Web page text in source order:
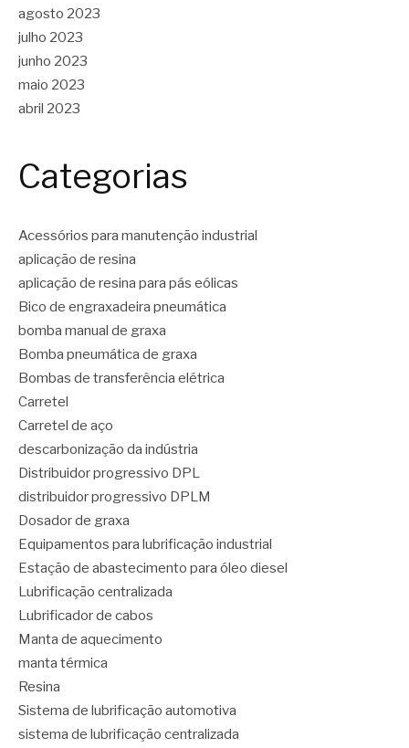
agosto 2023
julho 2023
junho 2023
maio 2023
abril 2023
Categorias
Acessórios para manutenção industrial
aplicação de resina
aplicação de resina para pás eólicas
Bico de engraxadeira pneumática
bomba manual de graxa
Bomba pneumática de graxa
Bombas de transferência elétrica
Carretel
Carretel de aço
descarbonização da indústria
Distribuidor progressivo DPL
distribuidor progressivo DPLM
Dosador de graxa
Equipamentos para lubrificação industrial
Estação de abastecimento para óleo diesel
Lubrificação centralizada
Lubrificador de cabos
Manta de aquecimento
manta térmica
Resina
Sistema de lubrificação automotiva
sistema de lubrificação centralizada